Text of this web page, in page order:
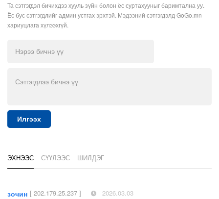
Та сэтгэгдэл бичихдээ хууль зүйн болон ёс суртахууныг баримтална уу.
Ёс бус сэтгэгдлийг админ устгах эрхтэй. Мэдээний сэтгэгдэлд GoGo.mn
хариуцлага хүлээхгүй.
Илгээх
ЭХНЭЭС СҮҮЛЭЭС ШИЛДЭГ
зочин [ 202.179.25.237 ] 2026.03.03